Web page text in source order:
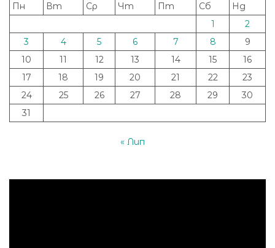
Пн
Вт Ср Чт Пт Сб
Нд
1
2
3
4 5 6 7 8
9
10
11 12 13 14 15
16
17
18 19 20 21 22
23
24
25 26 27 28 29
30
31
« Лип